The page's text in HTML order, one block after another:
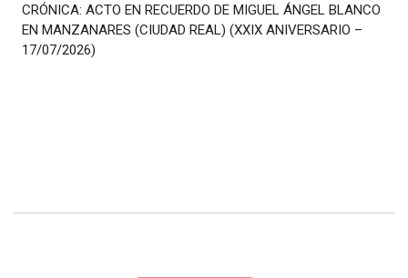
CRÓNICA: ACTO EN RECUERDO DE MIGUEL ÁNGEL BLANCO
EN MANZANARES (CIUDAD REAL) (XXIX ANIVERSARIO –
17/07/2026)